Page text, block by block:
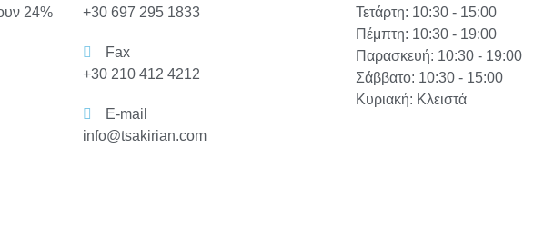
24%
+30 697 295 1833
Fax
+30 210 412 4212
E-mail
info@tsakirian.com
Τετάρτη: 10:30 - 15:00
Πέμπτη: 10:30 - 19:00
Παρασκευή: 10:30 - 19:00
Σάββατο: 10:30 - 15:00
Κυριακή: Κλειστά